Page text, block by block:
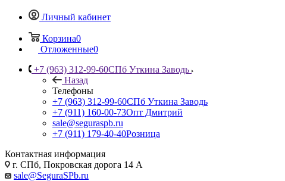
Личный кабинет
Корзина0
Отложенные0
+7 (963) 312-99-60СПб Уткина Заводь
Назад
Телефоны
+7 (963) 312-99-60СПб Уткина Заводь
+7 (911) 160-00-73Опт Дмитрий
sale@seguraspb.ru
+7 (911) 179-40-40Розница
Контактная информация
г. СПб, Покровская дорога 14 А
sale@SeguraSPb.ru